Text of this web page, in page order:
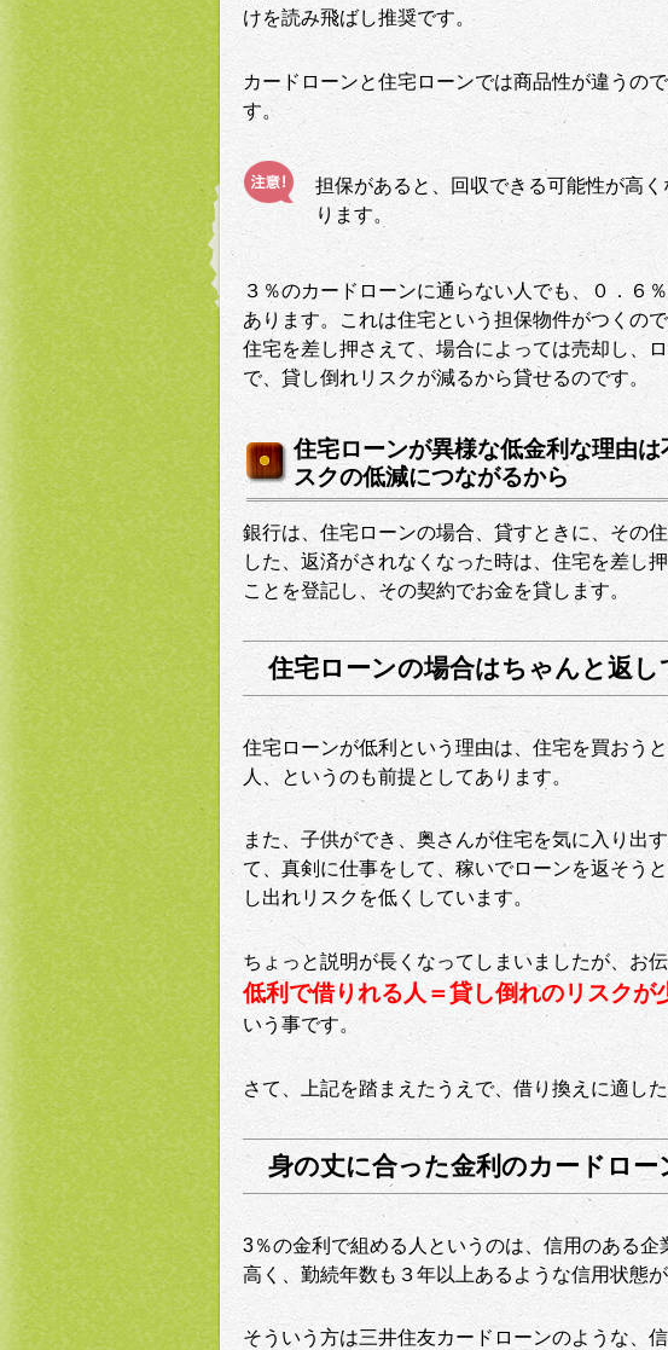
けを読み飛ばし推奨です。
カードローンと住宅ローンでは商品性が違うの
す。
担保があると、回収できる可能性が高
ります。
３％のカードローンに通らない人でも、０．６
あります。これは住宅という担保物件がつくの
住宅を差し押さえて、場合によっては売却し、
で、貸し倒れリスクが減るから貸せるのです。
住宅ローンが異様な低金利な理由
スクの低減につながるから
銀行は、住宅ローンの場合、貸すときに、その
した、返済がされなくなった時は、住宅を差し
ことを登記し、その契約でお金を貸します。
住宅ローンの場合はちゃんと返
住宅ローンが低利という理由は、住宅を買おう
人、というのも前提としてあります。
また、子供ができ、奥さんが住宅を気に入り出
て、真剣に仕事をして、稼いでローンを返そう
し出れリスクを低くしています。
ちょっと説明が長くなってしまいましたが、お
低利で借りれる人＝貸し倒れのリスクが
いう事です。
さて、上記を踏まえたうえで、借り換えに適し
身の丈に合った金利のカードロ
3％の金利で組める人というのは、信用のある企
高く、勤続年数も３年以上あるような信用状態が
そういう方は三井住友カードローンのような、